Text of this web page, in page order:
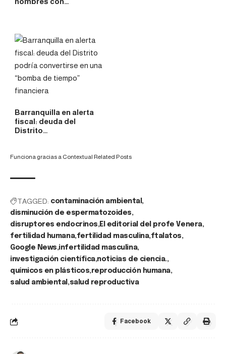
Barranquilla en alerta
fiscal: deuda del
Distrito…
Funciona gracias a Contextual Related Posts
TAGGED: contaminación ambiental
disminución de espermatozoides
disruptores endocrinos El editorial del profe Venera
fertilidad humana fertilidad masculina ftalatos
Google News infertilidad masculina
investigación científica noticias de ciencia.
químicos en plásticos reproducción humana
salud ambiental salud reproductiva
Facebook